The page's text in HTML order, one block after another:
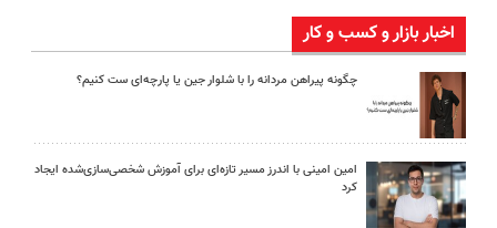
اخبار بازار و کسب و کار
چگونه پیراهن مردانه را با شلوار جین یا پارچه‌ای ست کنیم؟
امین امینی با اندرز مسیر تازه‌ای برای آموزش شخصی‌سازی‌شده ایجاد
کرد